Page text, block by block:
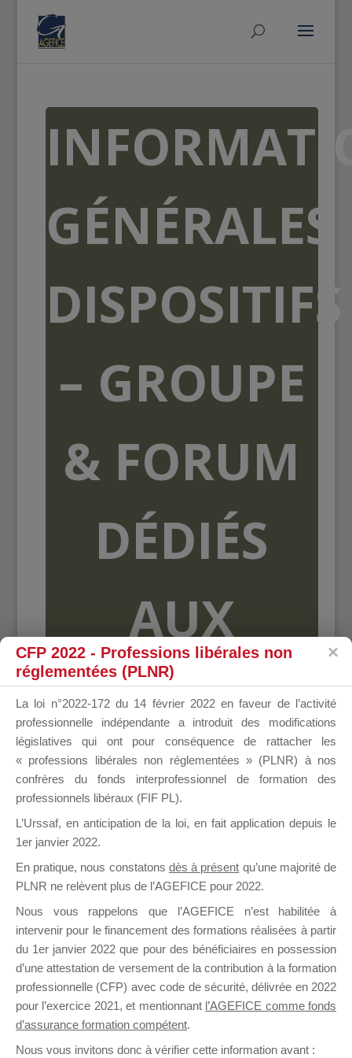
GÉNÉRALES
DISPOSITIFS
– GROUPE
& FORUM
DÉDIÉS
AUX
DE
il y a 16 heures
formation. Il accueille également les Conseillers
CFP 2022 - Professions libérales non
réglementées (PLNR)
La loi n°2022-172 du 14 février 2022 en faveur de l’activité
professionnelle indépendante a introduit des modifications
législatives qui ont pour conséquence de rattacher les
« professions libérales non réglementées » (PLNR) à nos
confrères du fonds interprofessionnel de formation des
professionnels libéraux (FIF PL).
L’Urssaf, en anticipation de la loi, en fait application depuis le
1er janvier 2022.
En pratique, nous constatons dès à présent qu’une majorité de
PLNR ne relèvent plus de l’AGEFICE pour 2022.
Nous vous rappelons que l’AGEFICE n’est habilitée à
intervenir pour le financement des formations réalisées à partir
du 1er janvier 2022 que pour des bénéficiaires en possession
d’une attestation de versement de la contribution à la formation
professionnelle (CFP) avec code de sécurité, délivrée en 2022
pour l’exercice 2021, et mentionnant l’AGEFICE comme fonds
d’assurance formation compétent.
Nous vous invitons donc à vérifier cette information avant :